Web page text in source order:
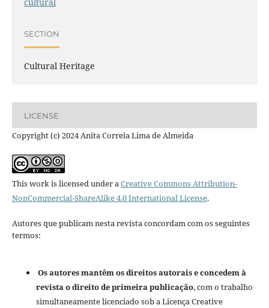
SECTION
Cultural Heritage
LICENSE
Copyright (c) 2024 Anita Correia Lima de Almeida
This work is licensed under aCreative Commons Attribution-
NonCommercial-ShareAlike 4.0 International License.
Autores que publicam nesta revista concordam com os seguintes
termos:
Os autores mantêm os direitos autorais e concedem à
revista o direito de primeira publicação, com o trabalho
simultaneamente licenciado sob a Licença Creative